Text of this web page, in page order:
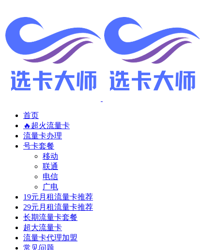
首页
🔥超火流量卡
流量卡办理
号卡套餐
移动
联通
电信
广电
19元月租流量卡推荐
29元月租流量卡推荐
长期流量卡套餐
超大流量卡
流量卡代理加盟
常见问题